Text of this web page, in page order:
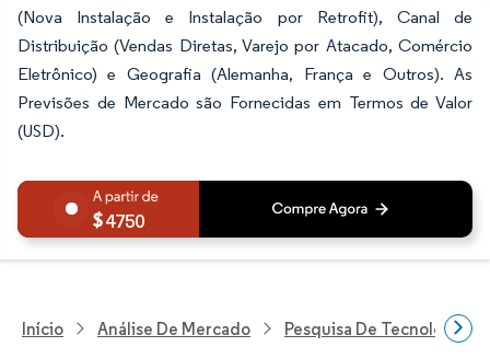
(Nova Instalação e Instalação por Retrofit), Canal de
Distribuição (Vendas Diretas, Varejo por Atacado, Comércio
Eletrônico) e Geografia (Alemanha, França e Outros). As
Previsões de Mercado são Fornecidas em Termos de Valor
(USD).
4750
Início Análise De Mercado Pesquisa De Tecnologia,